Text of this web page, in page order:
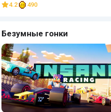
4.2 490
Безумные гонки